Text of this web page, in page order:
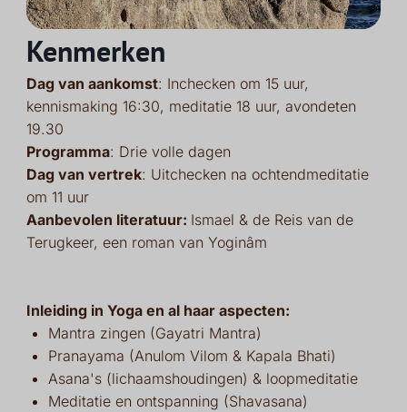
Kenmerken
Dag van aankomst: Inchecken om 15 uur,
kennismaking 16:30, meditatie 18 uur, avondeten
19.30
Programma: Drie volle dagen
Dag van vertrek: Uitchecken na ochtendmeditatie
om 11 uur
Aanbevolen literatuur: Ismael & de Reis van de
Terugkeer, een roman van Yoginâm
Inleiding in Yoga en al haar aspecten:
Mantra zingen (Gayatri Mantra)
Pranayama (Anulom Vilom & Kapala Bhati)
Asana's (lichaamshoudingen) & loopmeditatie
Meditatie en ontspanning (Shavasana)